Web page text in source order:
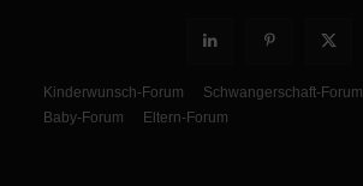
Kinderwunsch-Forum Schwangerschaft-Forum
Baby-Forum
Eltern-Forum